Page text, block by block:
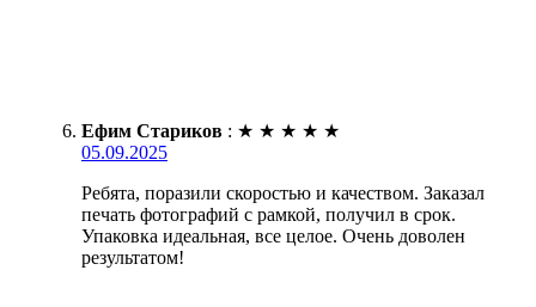
Ефим Стариков : ★ ★ ★ ★ ★
05.09.2025
Ребята, поразили скоростью и качеством. Заказал
печать фотографий с рамкой, получил в срок.
Упаковка идеальная, все целое. Очень доволен
результатом!